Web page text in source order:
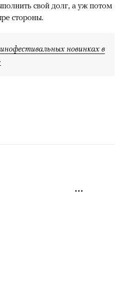
свой долг, а уж потом
стороны.
новинках в